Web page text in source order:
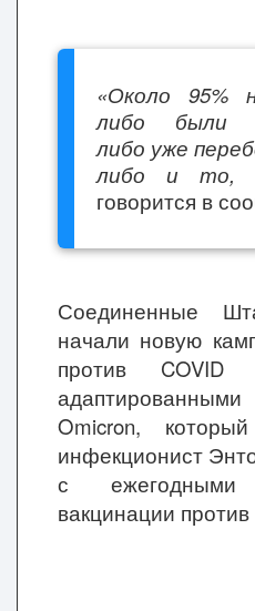
«Около 95%
либо были
либо уже
либо и то,
говорится в
Соединенные
начали новую
против COVID
Omicron,
инфекционист
с
вакцинации против